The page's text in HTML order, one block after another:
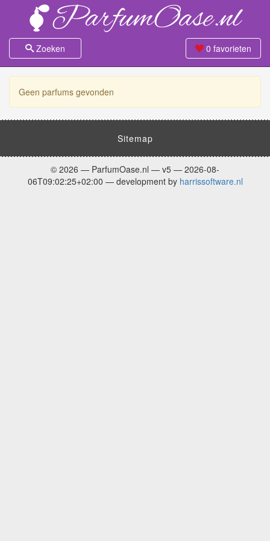
0 favorieten
Zoeken
Geen parfums gevonden
Sitemap
© 2026 — ParfumOase.nl — v5 — 2026-08-
06T09:02:25+02:00 — development by harrissoftware.nl